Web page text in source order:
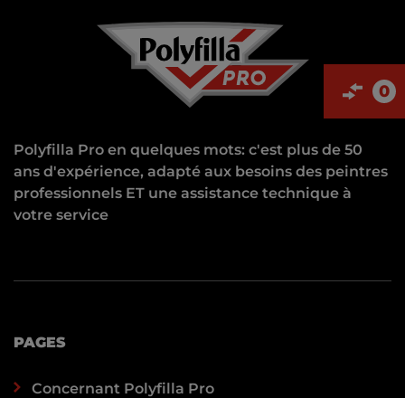
0
Polyfilla Pro en quelques mots: c'est plus de 50
ans d'expérience, adapté aux besoins des peintres
professionnels ET une assistance technique à
votre service
PAGES
Concernant Polyfilla Pro